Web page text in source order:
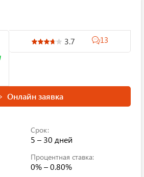
3.7 13
Онлайн заявка
Срок:
5 – 30 дней
Процентная ставка:
0% – 0.80%